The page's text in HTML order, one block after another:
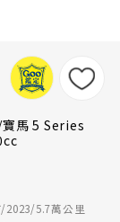
寶馬 5 Series
2023/5.7萬公里